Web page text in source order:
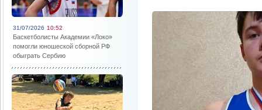
31/07/2026 10:52
Баскетболисты Академии «Локо»
помогли юношеской сборной РФ
обыграть Сербию